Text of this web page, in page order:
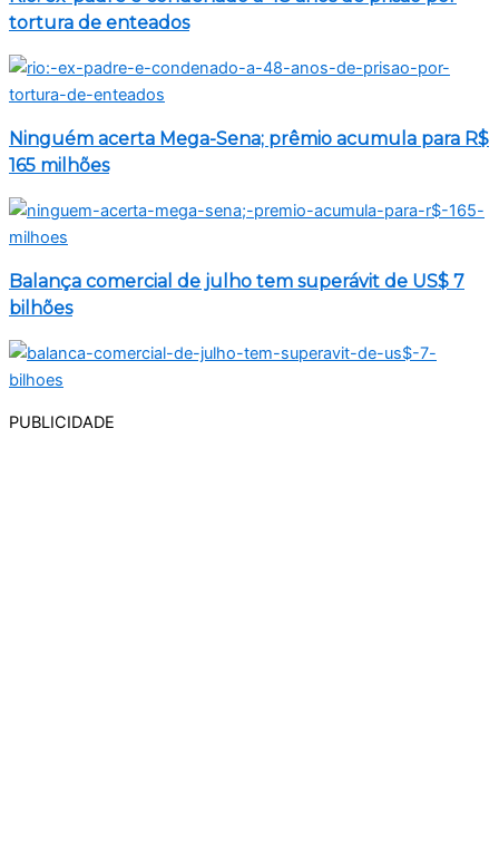
tortura de enteados
Ninguém acerta Mega-Sena; prêmio acumula para R$
165 milhões
Balança comercial de julho tem superávit de US$ 7
bilhões
PUBLICIDADE